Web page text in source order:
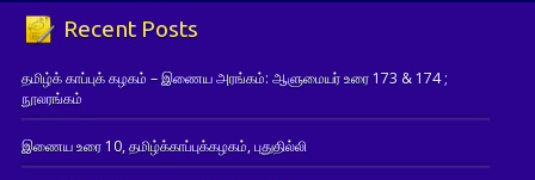
Recent Posts
தமிழ்க் காப்புக் கழகம் – இணைய அரங்கம்: ஆளுமையர் உரை 173 & 174 ;
நூலரங்கம்
இணைய உரை 10, தமிழ்க்காப்புக்கழகம், புதுதில்லி